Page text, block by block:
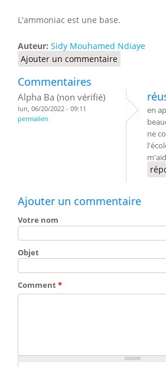
L'ammoniac est une base.
Auteur: Sidy Mouhamed Ndiaye
Ajouter un commentaire
Commentaires
Alpha Ba (non vérifié)
lun, 06/20/2022 - 09:11
permalien
en
ne
Ajouter un commentaire
Votre nom
Objet
Comment*